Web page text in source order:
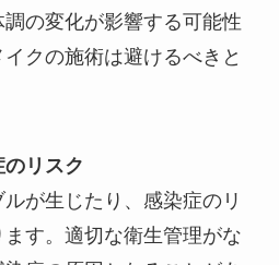
の変化が影響する可能性
クの施術は避けるべきと
リスク
が生じたり、感染症のリ
す。適切な衛生管理がな